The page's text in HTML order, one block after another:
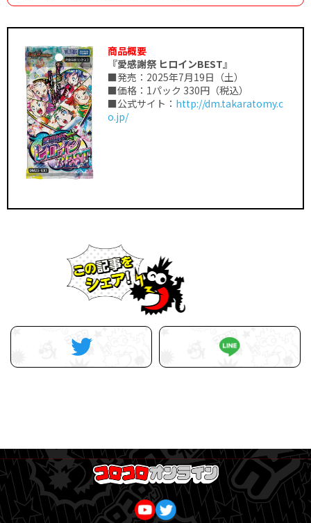
商品概要
『愛感謝祭 ヒロインBEST』
■発売：2025年7月19日（土）
■価格：1パック 330円（税込）
■公式サイト： http://dm.takaratomy.c
o.jp/